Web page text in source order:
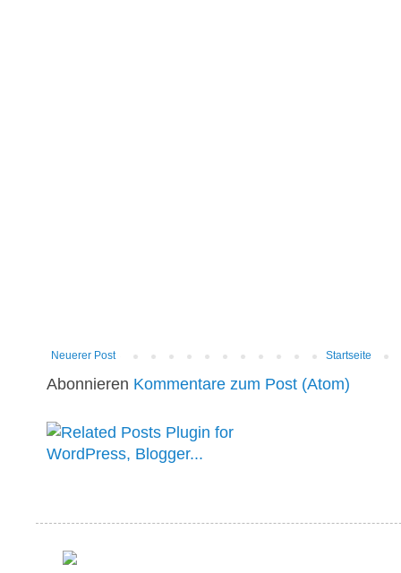
Neuerer Post Startseite
Abonnieren Kommentare zum Post (Atom)